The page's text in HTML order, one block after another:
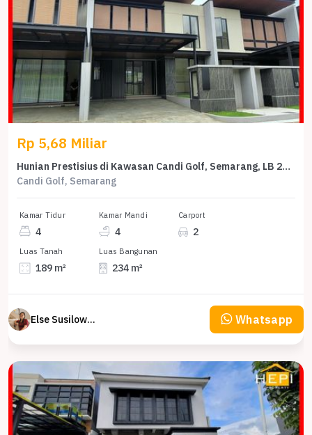
Rp 5,68 Miliar
Hunian Prestisius di Kawasan Candi Golf, Semarang, LB 234m², Harga 5,68 Miliar
Candi Golf, Semarang
Kamar Tidur
4
Kamar Mandi
4
Carport
2
Luas Tanah
189 m²
Luas Bangunan
234 m²
Else Susilowaty Whatsapp